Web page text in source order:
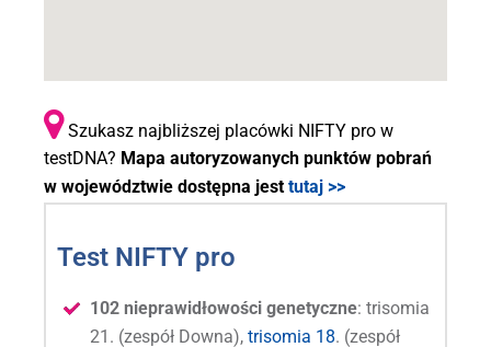
Szukasz najbliższej placówki NIFTY pro w
testDNA? Mapa autoryzowanych punktów pobrań
w województwie dostępna jest tutaj >>
Test NIFTY pro
102 nieprawidłowości genetyczne: trisomia
21. (zespół Downa), trisomia 18. (zespół